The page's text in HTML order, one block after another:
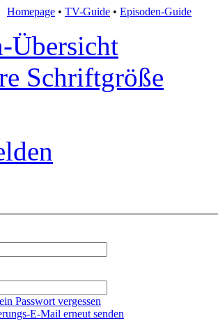
Homepage • TV-Guide • Episoden-Guide
Übersicht
Schriftgröße
Passwort vergessen
E-Mail erneut senden